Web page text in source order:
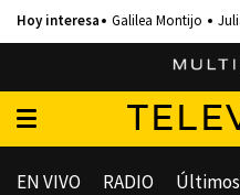
Galilea Montijo
EN VIVO RADIO